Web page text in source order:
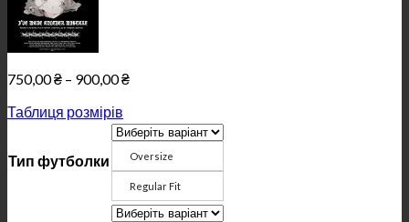
750,00₴ – 900,00₴Price
through
900,00 ₴
Таблиця розмірів
Тип футболки Oversize
Regular Fit